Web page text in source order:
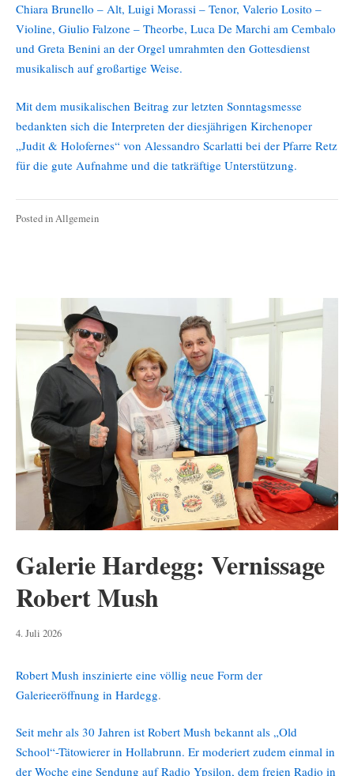
Chiara Brunello – Alt, Luigi Morassi – Tenor, Valerio Losito –
Violine, Giulio Falzone – Theorbe, Luca De Marchi am Cembalo
und Greta Benini an der Orgel umrahmten den Gottesdienst
musikalisch auf großartige Weise.
Mit dem musikalischen Beitrag zur letzten Sonntagsmesse
bedankten sich die Interpreten der diesjährigen Kirchenoper
„Judit & Holofernes“ von Alessandro Scarlatti bei der Pfarre Retz
für die gute Aufnahme und die tatkräftige Unterstützung.
Posted inAllgemein
Galerie Hardegg: Vernissage
Robert Mush
4. Juli 20266.
Robert Mush inszinierte eine völlig neue Form der
Galerieeröffnung in Hardegg.
Seit mehr als 30 Jahren ist Robert Mush bekannt als „Old
School“-Tätowierer in Hollabrunn. Er moderiert zudem einmal in
der Woche eine Sendung auf Radio Ypsilon, dem freien Radio in